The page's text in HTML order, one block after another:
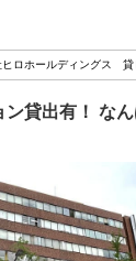
ヒロホールディングス 貸
貸出有！ な